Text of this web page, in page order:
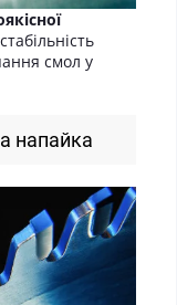
смол у
напайка